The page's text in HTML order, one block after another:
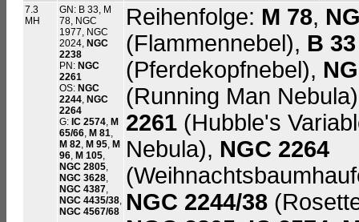
7.3
MH
GN: B 33, M
78, NGC
1977, NGC
2024, NGC
2238
PN: NGC
2261
OS: NGC
2244 NGC
2264
G: IC 2574 M
65/66 M 81
M 82 M 95 M
96 M 105
NGC 2805
NGC 3628
NGC 4387
NGC 4435/38
NGC 4567/68
Reihenfolge: M 78,
(Flammennebel), B 33
(Pferdekopfnebel),
(Running Man
2261 (Hubble's
Nebula), NGC 2264
NGC 2244/38